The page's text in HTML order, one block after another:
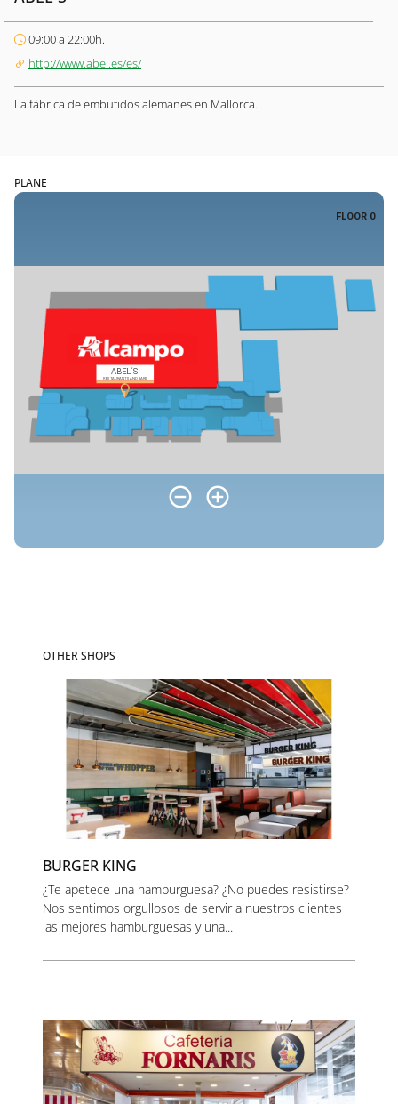
09:00 a 22:00h.
http://www.abel.es/es/
La fábrica de embutidos alemanes en Mallorca.
PLANE
OTHER SHOPS
BURGER KING
¿Te apetece una hamburguesa? ¿No puedes resistirse?
Nos sentimos orgullosos de servir a nuestros clientes
las mejores hamburguesas y una...